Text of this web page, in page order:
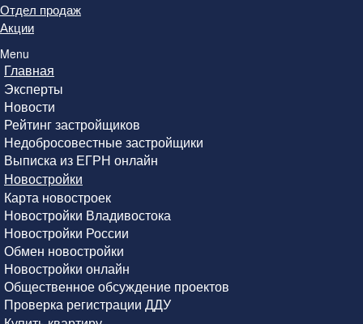
Отдел продаж
Акции
Menu
Главная
Эксперты
Новости
Рейтинг застройщиков
Недобросовестные застройщики
Выписка из ЕГРН онлайн
Новостройки
Карта новостроек
Новостройки Владивостока
Новостройки России
Обмен новостройки
Новостройки онлайн
Общественное обсуждение проектов
Проверка регистрации ДДУ